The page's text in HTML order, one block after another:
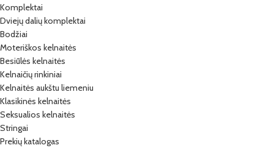
Komplektai
Dviejų dalių komplektai
Bodžiai
Moteriškos kelnaitės
Besiūlės kelnaitės
Kelnaičių rinkiniai
Kelnaitės aukštu liemeniu
Klasikinės kelnaitės
Seksualios kelnaitės
Stringai
Prekių katalogas